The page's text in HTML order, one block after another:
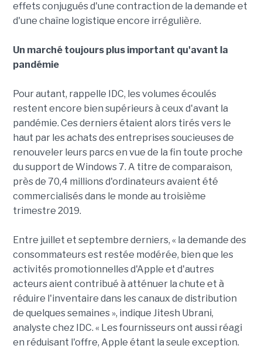
effets conjugués d'une contraction de la demande et
d'une chaîne logistique encore irrégulière.
Un marché toujours plus important qu'avant la
pandémie
Pour autant, rappelle IDC, les volumes écoulés
restent encore bien supérieurs à ceux d'avant la
pandémie. Ces derniers étaient alors tirés vers le
haut par les achats des entreprises soucieuses de
renouveler leurs parcs en vue de la fin toute proche
du support de Windows 7. A titre de comparaison,
près de 70,4 millions d'ordinateurs avaient été
commercialisés dans le monde au troisième
trimestre 2019.
Entre juillet et septembre derniers, « la demande des
consommateurs est restée modérée, bien que les
activités promotionnelles d'Apple et d'autres
acteurs aient contribué à atténuer la chute et à
réduire l'inventaire dans les canaux de distribution
de quelques semaines », indique Jitesh Ubrani,
analyste chez IDC. « Les fournisseurs ont aussi réagi
en réduisant l'offre, Apple étant la seule exception.